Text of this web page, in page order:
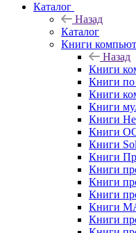
Каталог
Назад
Каталог
Книги
Назад
Книги
Книги по
Книги
Книги
Книги
Книги
Книги
Книги
Книги
Книги
Книги
Книги
Книги